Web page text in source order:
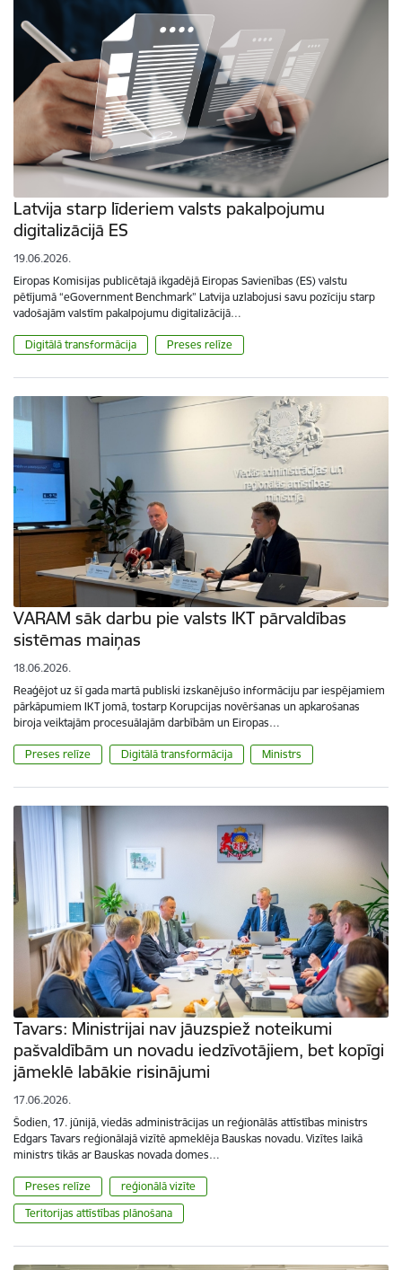
Latvija starp līderiem valsts pakalpojumu
digitalizācijā ES
19.06.2026.
Eiropas Komisijas publicētajā ikgadējā Eiropas Savienības (ES) valstu
pētījumā “eGovernment Benchmark” Latvija uzlabojusi savu pozīciju starp
vadošajām valstīm pakalpojumu digitalizācijā…
Digitālā transformācija Preses relīze
VARAM sāk darbu pie valsts IKT pārvaldības
sistēmas maiņas
18.06.2026.
Reaģējot uz šī gada martā publiski izskanējušo informāciju par iespējamiem
pārkāpumiem IKT jomā, tostarp Korupcijas novēršanas un apkarošanas
biroja veiktajām procesuālajām darbībām un Eiropas…
Preses relīze Digitālā transformācija Ministrs
Tavars: Ministrijai nav jāuzspiež noteikumi
pašvaldībām un novadu iedzīvotājiem, bet kopīgi
jāmeklē labākie risinājumi
17.06.2026.
Šodien, 17. jūnijā, viedās administrācijas un reģionālās attīstības ministrs
Edgars Tavars reģionālajā vizītē apmeklēja Bauskas novadu. Vizītes laikā
ministrs tikās ar Bauskas novada domes…
Preses relīze
reģionālā vizīte
Teritorijas attīstības plānošana